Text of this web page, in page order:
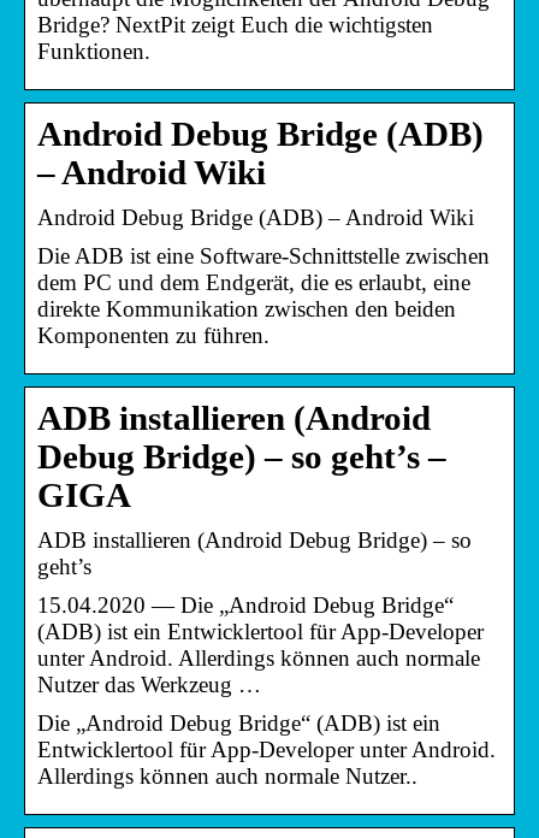
Bridge? NextPit zeigt Euch die wichtigsten
Funktionen.
Android Debug Bridge (ADB)
– Android Wiki
Android Debug Bridge (ADB) – Android Wiki
Die ADB ist eine Software-Schnittstelle zwischen
dem PC und dem Endgerät, die es erlaubt, eine
direkte Kommunikation zwischen den beiden
Komponenten zu führen.
ADB installieren (Android
Debug Bridge) – so geht’s –
GIGA
ADB installieren (Android Debug Bridge) – so
geht’s
15.04.2020 — Die „Android Debug Bridge“
(ADB) ist ein Entwicklertool für App-Developer
unter Android. Allerdings können auch normale
Nutzer das Werkzeug …
Die „Android Debug Bridge“ (ADB) ist ein
Entwicklertool für App-Developer unter Android.
Allerdings können auch normale Nutzer..